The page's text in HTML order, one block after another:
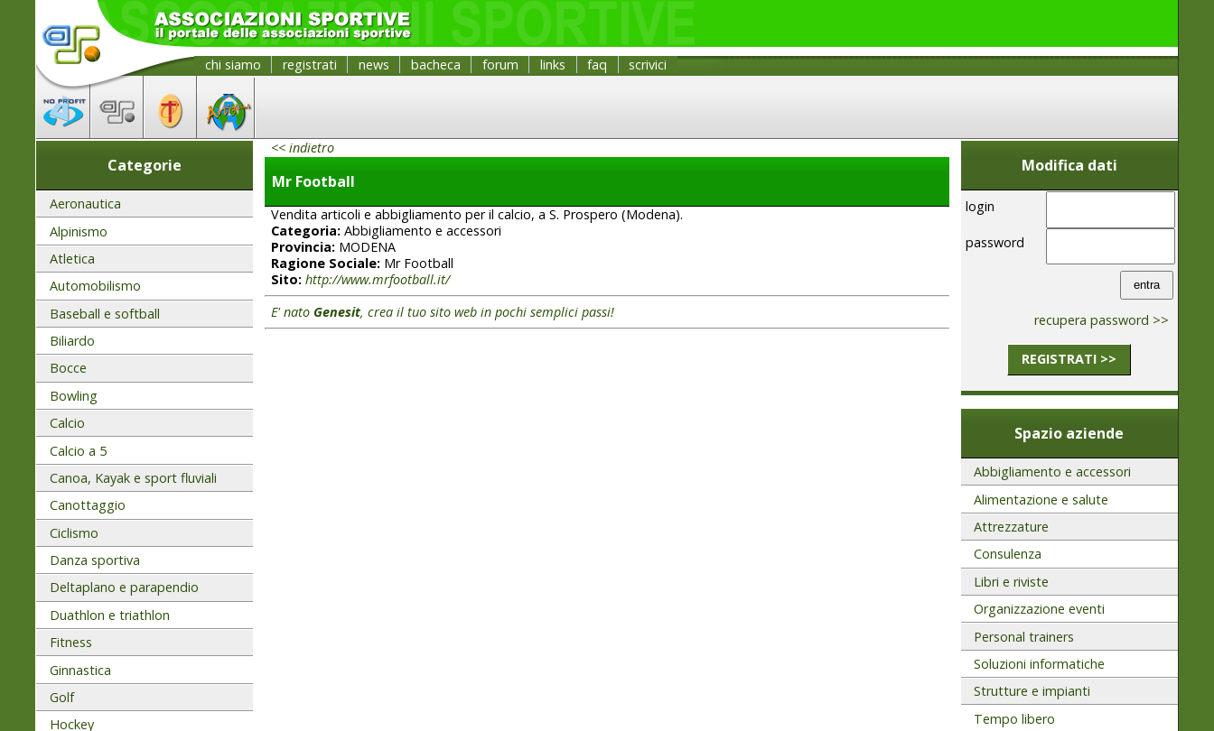
chi siamo registrati news bacheca forum links faq scrivici
Categorie
Aeronautica
Alpinismo
Atletica
Automobilismo
Baseball e softball
Biliardo
Bocce
Bowling
Calcio
Calcio a 5
Canoa, Kayak e sport fluviali
Canottaggio
Ciclismo
Danza sportiva
Deltaplano e parapendio
Duathlon e triathlon
Fitness
Ginnastica
Golf
Hockey
<< indietro
Mr Football
Vendita articoli e abbigliamento per il calcio, a S. Prospero (Modena).
Categoria: Abbigliamento e accessori
Provincia: MODENA
Ragione Sociale: Mr Football
Sito: http://www.mrfootball.it/
E' nato Genesit, crea il tuo sito web in pochi semplici passi!
Modifica dati
login
password
recupera password >>
REGISTRATI >>
Spazio aziende
Abbigliamento e accessori
Alimentazione e salute
Attrezzature
Consulenza
Libri e riviste
Organizzazione eventi
Personal trainers
Soluzioni informatiche
Strutture e impianti
Tempo libero